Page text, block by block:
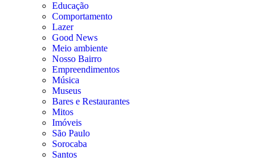
Educação
Comportamento
Lazer
Good News
Meio ambiente
Nosso Bairro
Empreendimentos
Música
Museus
Bares e Restaurantes
Mitos
Imóveis
São Paulo
Sorocaba
Santos